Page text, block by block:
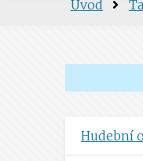
Úvod
Hudební